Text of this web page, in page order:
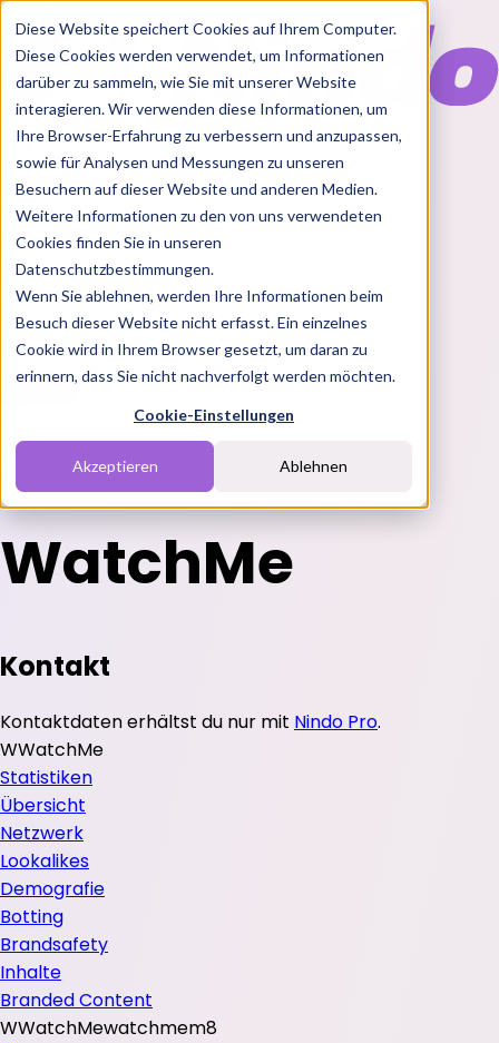
Diese Website speichert Cookies auf Ihrem Computer.
Diese Cookies werden verwendet, um Informationen
darüber zu sammeln, wie Sie mit unserer Website
interagieren. Wir verwenden diese Informationen, um
Ihre Browser-Erfahrung zu verbessern und anzupassen,
sowie für Analysen und Messungen zu unseren
Besuchern auf dieser Website und anderen Medien.
Weitere Informationen zu den von uns verwendeten
Cookies finden Sie in unseren
Datenschutzbestimmungen.
Wenn Sie ablehnen, werden Ihre Informationen beim
Besuch dieser Website nicht erfasst. Ein einzelnes
Cookie wird in Ihrem Browser gesetzt, um daran zu
erinnern, dass Sie nicht nachverfolgt werden möchten.
Cookie-Einstellungen
Akzeptieren Ablehnen
Features
Solutions
BlogChartsRabatt CodesPakete
Login
WatchMe
Kontakt
Kontaktdaten erhältst du nur mit Nindo Pro.
WWatchMe
Statistiken
Übersicht
Netzwerk
Lookalikes
Demografie
Botting
Brandsafety
Inhalte
Branded Content
WWatchMewatchmem8